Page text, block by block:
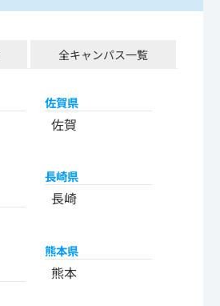
全キャンパス一覧
佐賀県
佐賀
長崎県
長崎
熊本県
熊本